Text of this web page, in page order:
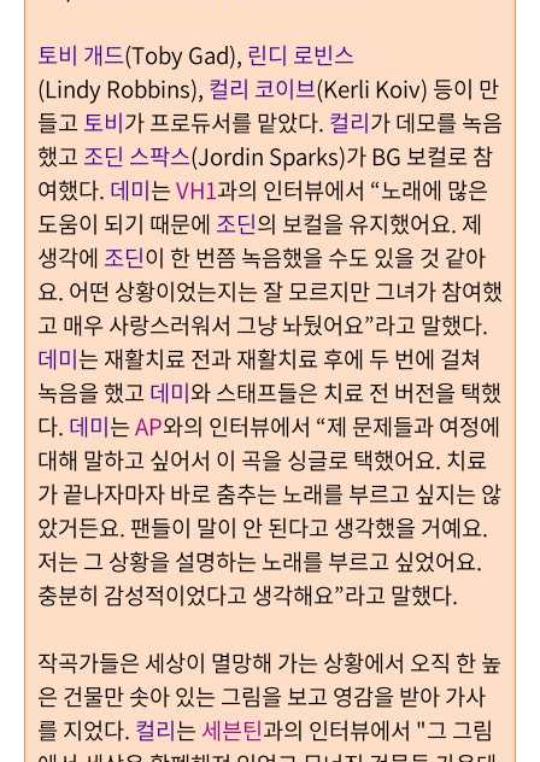
토비 개드(Toby Gad), 린디 로빈스
(Lindy Robbins), 컬리 코이브(Kerli Koiv) 등이 만
들고 토비가 프로듀서를 맡았다. 컬리가 데모를 녹음
했고 조딘 스팍스(Jordin Sparks)가 BG 보컬로 참
여했다. 데미는VH1과의 인터뷰에서 “노래에 많은
도움이 되기 때문에 조딘의 보컬을 유지했어요. 제
생각에 조딘이 한 번쯤 녹음했을 수도 있을 것 같아
요. 어떤 상황이었는지는 잘 모르지만 그녀가 참여했
고 매우 사랑스러워서 그냥 놔뒀어요”라고 말했다.
데미는 재활치료 전과 재활치료 후에 두 번에 걸쳐
녹음을 했고 데미와 스태프들은 치료 전 버전을 택했
다. 데미는AP와의 인터뷰에서 “제 문제들과 여정에
대해 말하고 싶어서 이 곡을 싱글로 택했어요. 치료
가 끝나자마자 바로 춤추는 노래를 부르고 싶지는 않
았거든요. 팬들이 말이 안 된다고 생각했을 거예요.
저는 그 상황을 설명하는 노래를 부르고 싶었어요.
충분히 감성적이었다고 생각해요”라고 말했다.
작곡가들은 세상이 멸망해 가는 상황에서 오직 한 높
은 건물만 솟아 있는 그림을 보고 영감을 받아 가사
를 지었다. 컬리는 세븐틴과의 인터뷰에서 "그 그림